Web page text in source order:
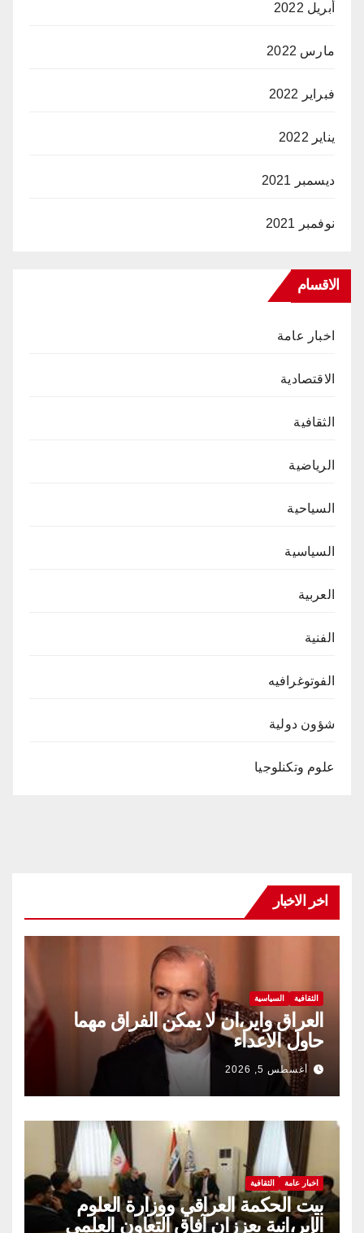
أبريل 2022
مارس 2022
فبراير 2022
يناير 2022
ديسمبر 2021
نوفمبر 2021
الاقسام
اخبار عامة
الاقتصادية
الثقافية
الرياضية
السياحية
السياسية
العربية
الفنية
الفوتوغرافيه
شؤون دولية
علوم وتكنلوجيا
اخر الاخبار
الثقافية السياسية
العراق واير،ان لا يمكن الفراق مهما
حاول الاعداء
أغسطس 5, 2026
اخبار عامة الثقافية
بيت الحكمة العراقي ووزارة العلوم
الإير،انية يعززان آفاق التعاون العلمي